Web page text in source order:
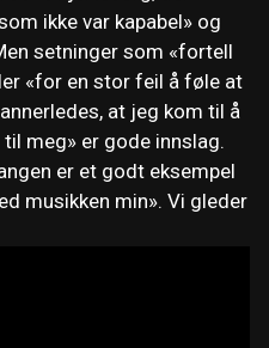
ikke var kapabel» og
setninger som «fortell
«for en stor feil å føle at
at jeg kom til å
meg» er gode innslag.
er et godt eksempel
musikken min». Vi gleder